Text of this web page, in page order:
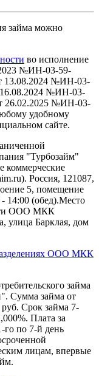
займа можно
во исполнение
№ИН-03-59-
13.08.2024 №ИН-03-
№ИН-03-
26.02.2025 №ИН-03-
удобному
сайте.
"Турбозайм"
коммерческие
Россия, 121087,
5, помещение
14:00 (обед).Место
ООО МКК
улица Барклая, дом
ООО МКК
займа
Сумма займа от
Срок займа 7-
Плата за
го по 7-й день
лицам, впервые